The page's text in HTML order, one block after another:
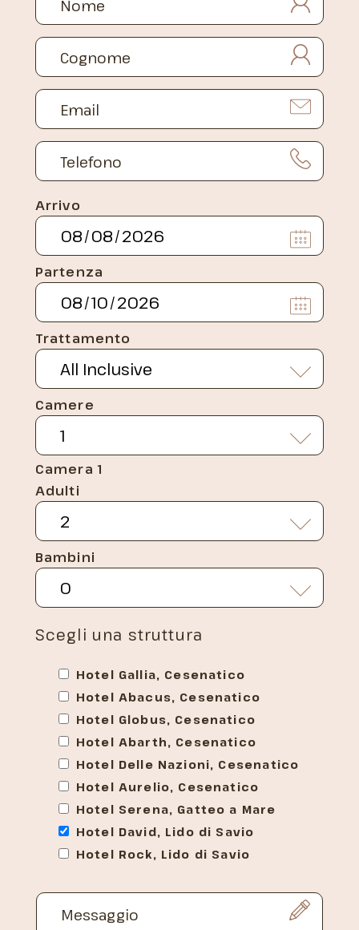
Arrivo
Partenza
Trattamento
Camere
Camera 1
Adulti
Bambini
Scegli una struttura
Hotel Gallia, Cesenatico
Hotel Abacus, Cesenatico
Hotel Globus, Cesenatico
Hotel Abarth, Cesenatico
Hotel Delle Nazioni, Cesenatico
Hotel Aurelio, Cesenatico
Hotel Serena, Gatteo a Mare
Hotel David, Lido di Savio
Hotel Rock, Lido di Savio